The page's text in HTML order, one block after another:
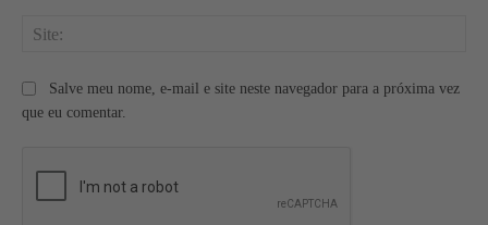
Salve meu nome, e-mail e site neste navegador para a próxima vez
que eu comentar.